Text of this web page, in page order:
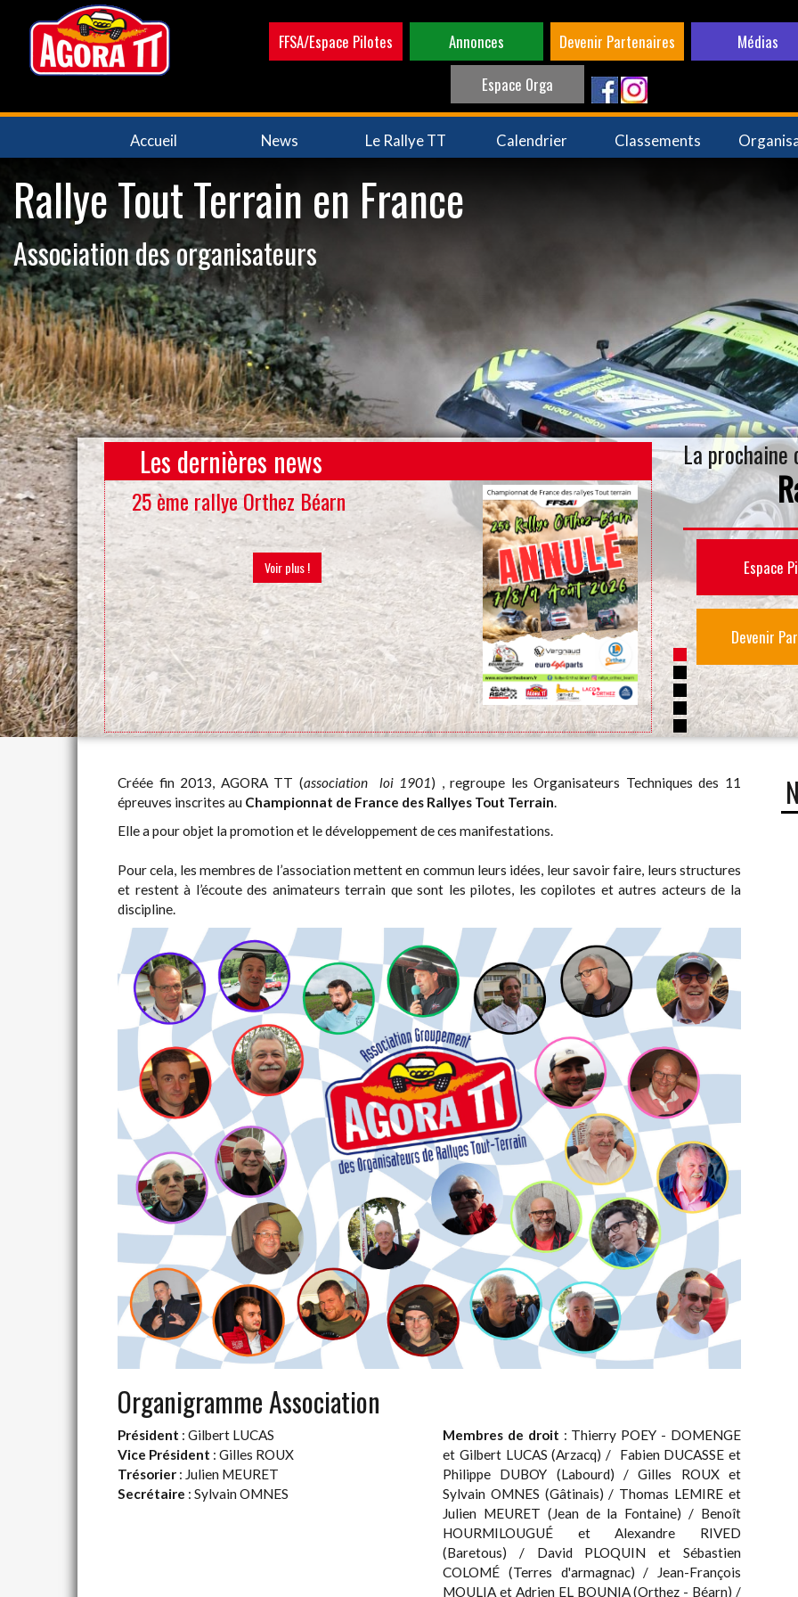
contenu
principal
FFSA/Espace Pilotes Annonces Devenir Partenaires
Médias
Espace Orga
Navigation
principale
Accueil News Le Rallye TT Calendrier Classements
Rallye Tout Terrain en France
Association des organisateurs
Les dernières news
25 ème rallye Orthez Béarn
Voir plus !
20 ème rallye
La prochaine
Espace
Devenir
Créée fin 2013, AGORA TT (association loi 1901) , regroupe les Organisateurs Techniques des 11
épreuves inscrites au Championnat de France des Rallyes Tout Terrain.
Elle a pour objet la promotion et le développement de ces manifestations.
Pour cela, les membres de l’association mettent en commun leurs idées, leur savoir faire, leurs structures
et restent à l’écoute des animateurs terrain que sont les pilotes, les copilotes et autres acteurs de la
discipline.
Organigramme Association
Président : Gilbert LUCAS
Vice Président : Gilles ROUX
Trésorier : Julien MEURET
Secrétaire : Sylvain OMNES
Membres de droit : Thierry POEY - DOMENGE
et Gilbert LUCAS (Arzacq) / Fabien DUCASSE et
Philippe DUBOY (Labourd) / Gilles ROUX et
Sylvain OMNES (Gâtinais) / Thomas LEMIRE et
Julien MEURET (Jean de la Fontaine) / Benoît
HOURMILOUGUÉ et Alexandre RIVED
(Baretous) / David PLOQUIN et Sébastien
COLOMÉ (Terres d'armagnac) / Jean-François
MOULIA et Adrien EL BOUNIA (Orthez - Béarn) /